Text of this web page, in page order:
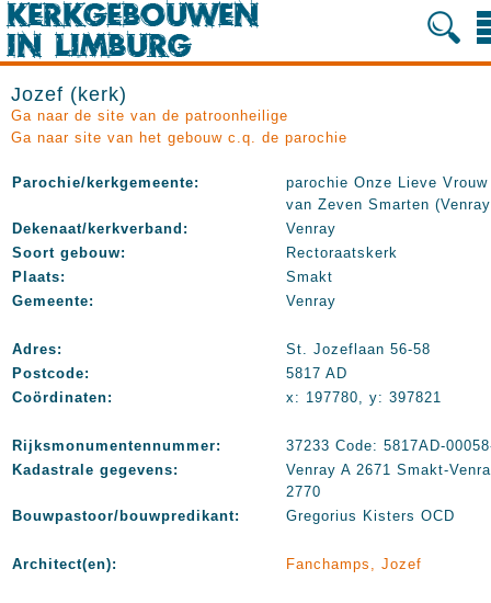
Jozef (kerk)
Ga naar de site van de patroonheilige
Ga naar site van het gebouw c.q. de parochie
Parochie/kerkgemeente:
parochie Onze Lieve Vrouw
van Zeven Smarten
Dekenaat/kerkverband:
Venray
Soort gebouw:
Rectoraatskerk
Plaats:
Smakt
Gemeente:
Venray
Adres:
St. Jozeflaan 56-58
Postcode:
5817 AD
Coördinaten:
x: 197780, y: 397821
Rijksmonumentennummer:
37233 Code: 5817AD-
Kadastrale gegevens:
Venray A 2671 Smakt-
2770
Bouwpastoor/bouwpredikant:
Gregorius Kisters OCD
Architect(en): Fanchamps, Jozef